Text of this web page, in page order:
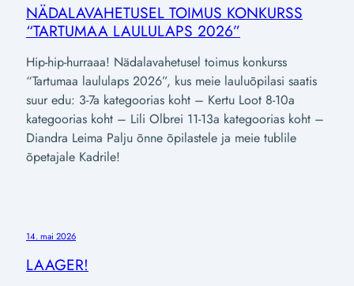
NÄDALAVAHETUSEL TOIMUS KONKURSS
“TARTUMAA LAULULAPS 2026”
Hip-hip-hurraaa! Nädalavahetusel toimus konkurss
“Tartumaa laululaps 2026”, kus meie lauluõpilasi saatis
suur edu: 3-7a kategoorias koht – Kertu Loot 8-10a
kategoorias koht – Lili Olbrei 11-13a kategoorias koht –
Diandra Leima Palju õnne õpilastele ja meie tublile
õpetajale Kadrile!
14. mai 2026
LAAGER!